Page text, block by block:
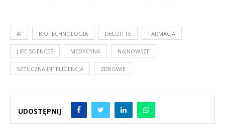
AI BIOTECHNOLOGIA DELOITTE FARMACJA
LIFE SCIENCES MEDYCYNA NAJNOWSZE
SZTUCZNA INTELIGENCJA ZDROWIE
UDOSTĘPNIJ